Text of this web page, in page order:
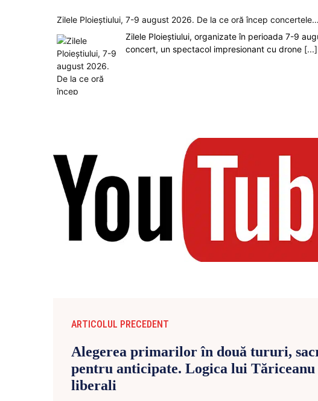
Zilele Ploieștiului, 7-9 august 2026. De la ce oră încep concertele…
Zilele Ploieștiului, organizate în perioada 7-9
concert, un spectacol impresionant cu drone [...]
ARTICOLUL PRECEDENT
Alegerea primarilor în două tururi,
pentru anticipate. Logica lui
liberali